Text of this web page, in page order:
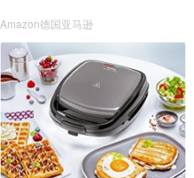
Amazon德国亚马逊